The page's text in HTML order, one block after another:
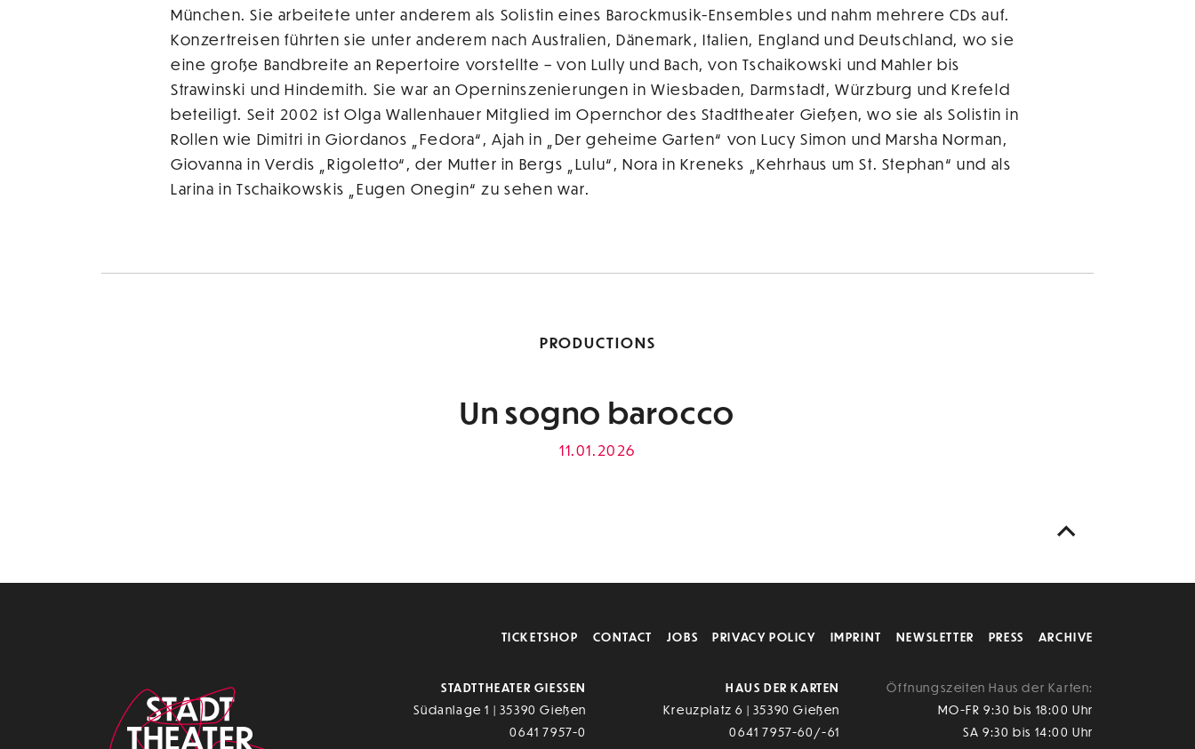
München. Sie arbeitete unter anderem als Solistin eines Barockmusik-Ensembles und nahm mehrere CDs auf.
Konzertreisen führten sie unter anderem nach Australien, Dänemark, Italien, England und Deutschland, wo sie
eine große Bandbreite an Repertoire vorstellte – von Lully und Bach, von Tschaikowski und Mahler bis
Strawinski und Hindemith. Sie war an Operninszenierungen in Wiesbaden, Darmstadt, Würzburg und Krefeld
beteiligt. Seit 2002 ist Olga Wallenhauer Mitglied im Opernchor des Stadttheater Gießen, wo sie als Solistin in
Rollen wie Dimitri in Giordanos „Fedora“, Ajah in „Der geheime Garten“ von Lucy Simon und Marsha Norman,
Giovanna in Verdis „Rigoletto“, der Mutter in Bergs „Lulu“, Nora in Kreneks „Kehrhaus um St. Stephan“ und als
Larina in Tschaikowskis „Eugen Onegin“ zu sehen war.
PRODUCTIONS
Un sogno barocco
11.01.2026
TICKETSHOP CONTACT JOBS PRIVACY POLICY IMPRINT NEWSLETTER PRESS ARCHIVE
STADTTHEATER GIESSEN
Südanlage 1 | 35390 Gießen
0641 7957-0
HAUS DER KARTEN
Kreuzplatz 6 | 35390 Gießen
0641 7957-60/-61
Öffnungszeiten Haus der Karten:
MO-FR 9:30 bis 18:00 Uhr
SA 9:30 bis 14:00 Uhr